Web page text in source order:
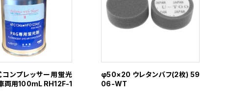
コンプレッサー用蛍光
両用100mL RH12F-1
φ50×20 ウレタンバフ(2枚) 59
06-WT